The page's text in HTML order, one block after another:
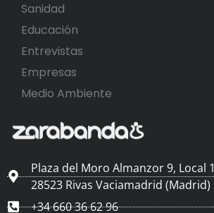
Sanidad
Educación
Entrevistas
Empresas
Medio Ambiente
Plaza del Moro Almanzor 9, Local 1
28523 Rivas Vaciamadrid (Madrid)
+34 660 36 62 96